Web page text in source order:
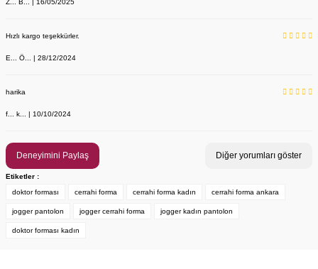
Z... B... | 16/05/2025
Hızlı kargo teşekkürler.
E... Ö... | 28/12/2024
harika
f... k... | 10/10/2024
Deneyimini Paylaş Diğer yorumları göster
Etiketler :
doktor forması
cerrahi forma cerrahi forma kadın cerrahi forma ankara
jogger pantolon jogger cerrahi forma jogger kadın pantolon
doktor forması kadın